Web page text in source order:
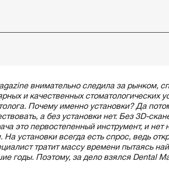
внимательно следила за рынком,
и качественных стоматологических
Почему именно установки? Да
а без установки нет. Без 3D-
это первостепенный инструмент, и нет
установки всегда есть спрос, ведь
тратит массу времени пытаясь
годы. Поэтому, за дело взялся Dental